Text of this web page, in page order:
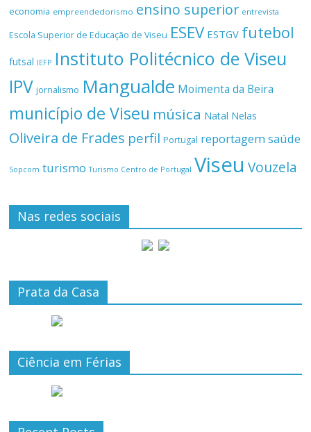
economia empreendedorismo ensino superior entrevista
Escola Superior de Educação de Viseu ESEV ESTGV futebol
futsal IEFP Instituto Politécnico de Viseu
IPV jornalismo Mangualde Moimenta da Beira
município de Viseu música Natal Nelas
Oliveira de Frades perfil Portugal reportagemsaúde
Sopcom turismo Turismo Centro de Portugal Viseu Vouzela
Nas redes sociais
Prata da Casa
Ciência em Férias